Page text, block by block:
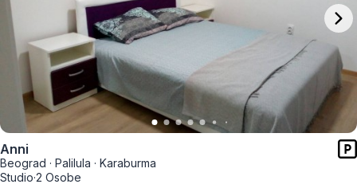
Anni
Beograd · Palilula · Karaburma
Studio·2 Osobe